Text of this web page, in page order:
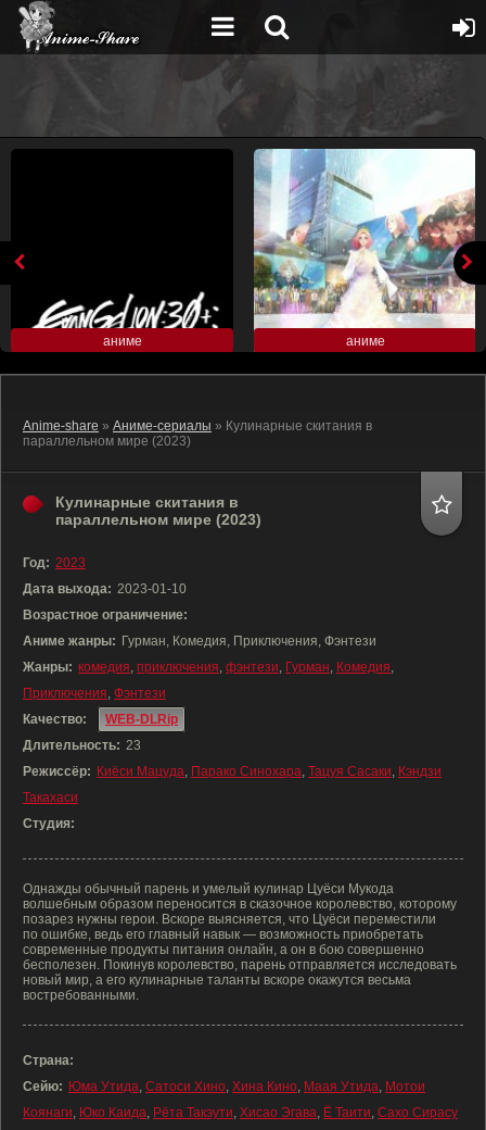
аниме аниме
Anime-share » Аниме-сериалы » Кулинарные скитания в
параллельном мире (2023)
Кулинарные скитания в
параллельном мире (2023)
Год: 2023
Дата выхода: 2023-01-10
Возрастное ограничение:
Аниме жанры: Гурман, Комедия, Приключения, Фэнтези
Жанры: комедия, приключения, фэнтези, Гурман, Комедия,
Приключения, Фэнтези
Качество:
WEB-DLRip
Длительность: 23
Режиссёр: Киёси Мацуда, Парако Синохара, Тацуя Сасаки, Кэндзи
Такахаси
Студия:
Однажды обычный парень и умелый кулинар Цуёси Мукода
волшебным образом переносится в сказочное королевство, которому
позарез нужны герои. Вскоре выясняется, что Цуёси переместили
по ошибке, ведь его главный навык — возможность приобретать
современные продукты питания онлайн, а он в бою совершенно
бесполезен. Покинув королевство, парень отправляется исследовать
новый мир, а его кулинарные таланты вскоре окажутся весьма
востребованными.
Страна:
Сейю: Юма Утида, Сатоси Хино, Хина Кино, Маая Утида, Мотои
Коянаги, Юко Каида, Рёта Такэути, Хисао Эгава, Ё Таити, Сахо Сирасу